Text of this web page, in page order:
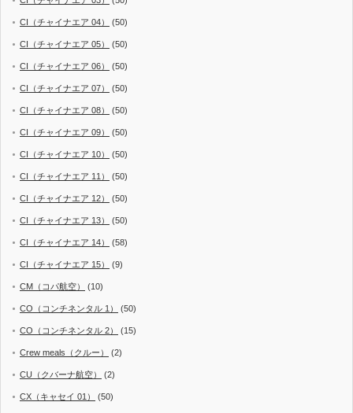
CI（チャイナエア 04） (50)
CI（チャイナエア 05） (50)
CI（チャイナエア 06） (50)
CI（チャイナエア 07） (50)
CI（チャイナエア 08） (50)
CI（チャイナエア 09） (50)
CI（チャイナエア 10） (50)
CI（チャイナエア 11） (50)
CI（チャイナエア 12） (50)
CI（チャイナエア 13） (50)
CI（チャイナエア 14） (58)
CI（チャイナエア 15） (9)
CM（コパ航空） (10)
CO（コンチネンタル 1） (50)
CO（コンチネンタル 2） (15)
Crew meals（クルー） (2)
CU（クバーナ航空） (2)
CX（キャセイ 01） (50)